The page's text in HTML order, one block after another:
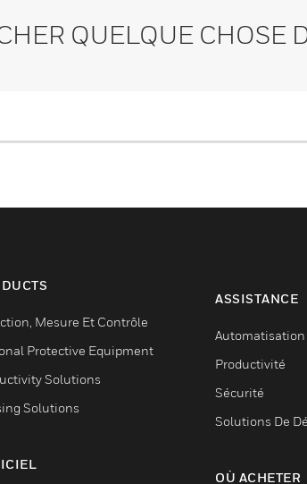
QUELQUE CHOSE
Mesure Et Contrôle
Protective Equipment
Solutions
Solutions
ASSISTANCE
Automatisation
Productivité
Sécurité
Solutions De
OÙ ACHETER